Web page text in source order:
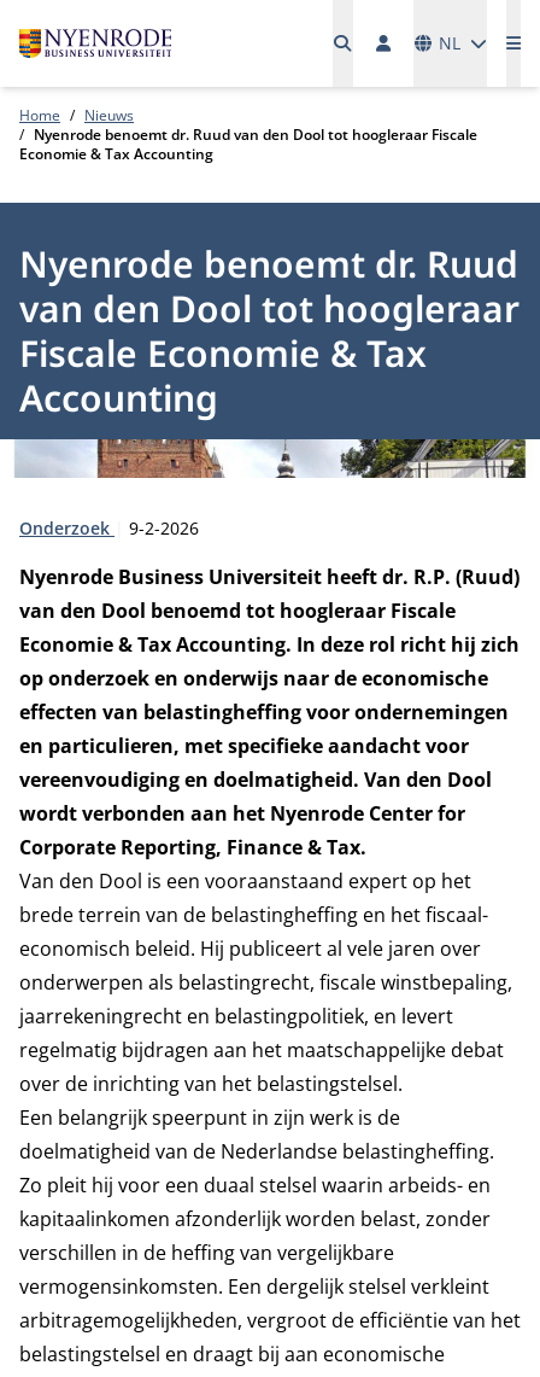
NL
Home
Nieuws
Nyenrode benoemt dr. Ruud van den Dool tot hoogleraar Fiscale
Economie & Tax Accounting
Nyenrode benoemt dr. Ruud
van den Dool tot hoogleraar
Fiscale Economie & Tax
Accounting
Type:
Onderzoek Publicatiedatum:
9-2-2026
Nyenrode Business Universiteit heeft dr. R.P. (Ruud)
van den Dool benoemd tot hoogleraar Fiscale
Economie & Tax Accounting. In deze rol richt hij zich
op onderzoek en onderwijs naar de economische
effecten van belastingheffing voor ondernemingen
en particulieren, met specifieke aandacht voor
vereenvoudiging en doelmatigheid. Van den Dool
wordt verbonden aan het Nyenrode Center for
Corporate Reporting, Finance & Tax.
Van den Dool is een vooraanstaand expert op het
brede terrein van de belastingheffing en het fiscaal-
economisch beleid. Hij publiceert al vele jaren over
onderwerpen als belastingrecht, fiscale winstbepaling,
jaarrekeningrecht en belastingpolitiek, en levert
regelmatig bijdragen aan het maatschappelijke debat
over de inrichting van het belastingstelsel.
Een belangrijk speerpunt in zijn werk is de
doelmatigheid van de Nederlandse belastingheffing.
Zo pleit hij voor een duaal stelsel waarin arbeids- en
kapitaalinkomen afzonderlijk worden belast, zonder
verschillen in de heffing van vergelijkbare
vermogensinkomsten. Een dergelijk stelsel verkleint
arbitragemogelijkheden, vergroot de efficiëntie van het
belastingstelsel en draagt bij aan economische